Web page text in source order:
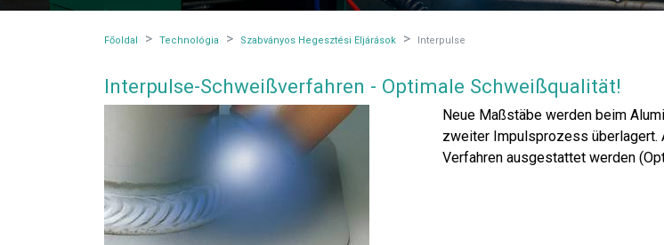
Főoldal Technológia Szabványos Hegesztési Eljárások Interpulse
Interpulse-Schweißverfahren - Optimale Schweißqualität!
Neue Maßstäbe werden beim
zweiter Impulsprozess überlagert.
Verfahren ausgestattet werden